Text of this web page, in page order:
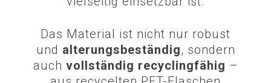
Das Material ist nicht nur robust
und alterungsbeständig, sondern
auch vollständig recyclingfähig –